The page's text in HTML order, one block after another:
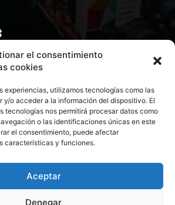
el consentimiento
cookies
experiencias, utilizamos tecnologías como las
y/o acceder a la información del dispositivo. El
tecnologías nos permitirá procesar datos como
o las identificaciones únicas en este
el consentimiento, puede afectar
características y funciones.
Aceptar
Denegar